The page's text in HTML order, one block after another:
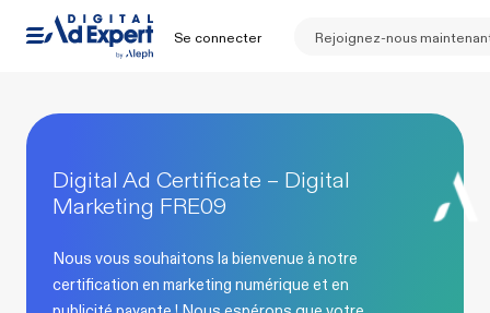
Se connecter Rejoignez-nous
Digital Ad Certificate – Digital
Marketing FRE09
Nous vous souhaitons la bienvenue à notre
certification en marketing numérique et en